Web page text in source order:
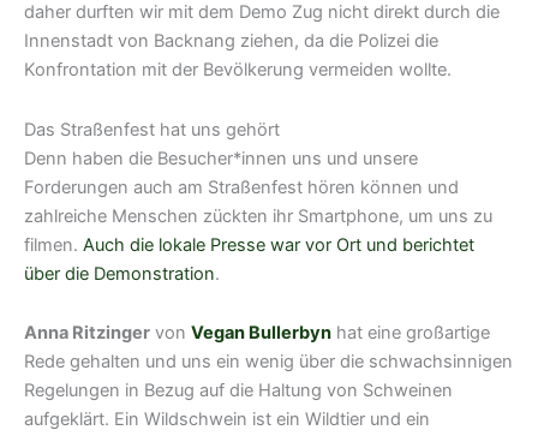
daher durften wir mit dem Demo Zug nicht direkt durch die
Innenstadt von Backnang ziehen, da die Polizei die
Konfrontation mit der Bevölkerung vermeiden wollte.
Das Straßenfest hat uns gehört
Denn haben die Besucher*innen uns und unsere
Forderungen auch am Straßenfest hören können und
zahlreiche Menschen zückten ihr Smartphone, um uns zu
filmen. Auch die lokale Presse war vor Ort und berichtet
über die Demonstration.
Anna Ritzinger von Vegan Bullerbyn hat eine großartige
Rede gehalten und uns ein wenig über die schwachsinnigen
Regelungen in Bezug auf die Haltung von Schweinen
aufgeklärt. Ein Wildschwein ist ein Wildtier und ein